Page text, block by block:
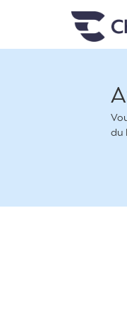
Chapka
du